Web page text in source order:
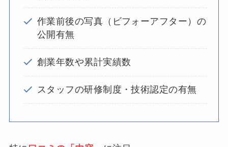
作業前後の写真（ビフォーアフター）の
公開有無
創業年数や累計実績数
スタッフの研修制度・技術認定の有無